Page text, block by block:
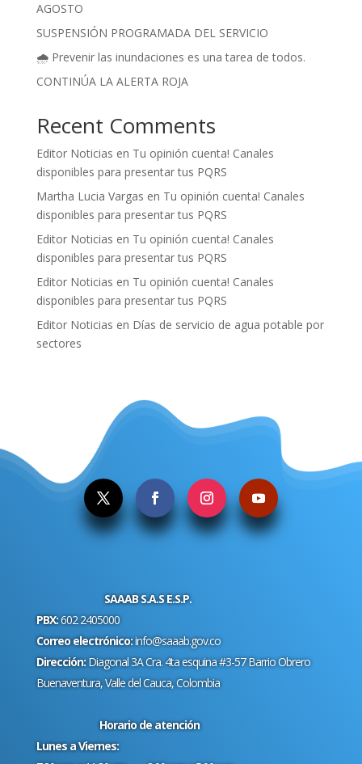
AGOSTO
SUSPENSIÓN PROGRAMADA DEL SERVICIO
🌧️ Prevenir las inundaciones es una tarea de todos.
CONTINÚA LA ALERTA ROJA
Recent Comments
Editor Noticias en Tu opinión cuenta! Canales
disponibles para presentar tus PQRS
Martha Lucia Vargas en Tu opinión cuenta! Canales
disponibles para presentar tus PQRS
Editor Noticias en Tu opinión cuenta! Canales
disponibles para presentar tus PQRS
Editor Noticias en Tu opinión cuenta! Canales
disponibles para presentar tus PQRS
Editor Noticias en Días de servicio de agua potable por
sectores
SAAAB S.A.S E.S.P.
PBX:602 2405000
Correo electrónico:info@saaab.gov.co
Dirección:Diagonal 3A Cra. 4ta esquina #3-57 Barrio Obrero
Buenaventura, Valle del Cauca, Colombia
Horario de atención
Lunes a Viernes: